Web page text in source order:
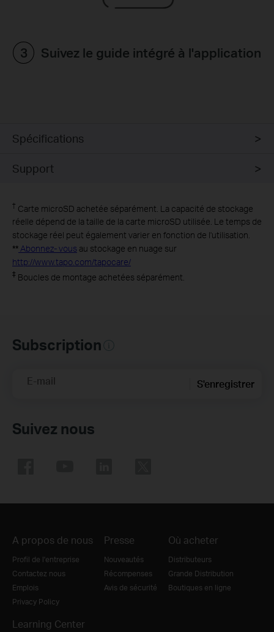
Suivez le guide intégré à l'application
Spécifications
Support
† Carte microSD achetée séparément. La capacité de stockage
réelle dépend de la taille de la carte microSD utilisée. Le temps de
stockage réel peut également varier en fonction de l'utilisation.
** Abonnez- vous au stockage en nuage sur
http://www.tapo.com/tapocare/
‡ Boucles de montage achetées séparément.
Subscription
E-mail S'enregistrer
Suivez nous
A propos de nous
Profil de l'entreprise
Contactez nous
Emplois
Privacy Policy
Presse
Nouveautés
Récompenses
Avis de sécurité
Où acheter
Distributeurs
Grande Distribution
Boutiques en ligne
Learning Center